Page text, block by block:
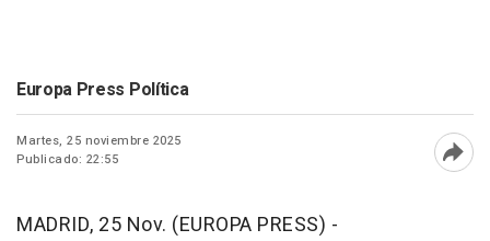
Europa Press Política
Martes, 25 noviembre 2025
Publicado: 22:55
MADRID, 25 Nov. (EUROPA PRESS) -